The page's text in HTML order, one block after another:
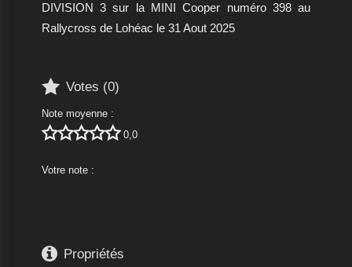
DIVISION 3 sur la MINI Cooper numéro 398 au
Rallycross de Lohéac le 31 Aout 2025
 Votes (0)
Note moyenne :
 0,0
Votre note :
 Propriétés